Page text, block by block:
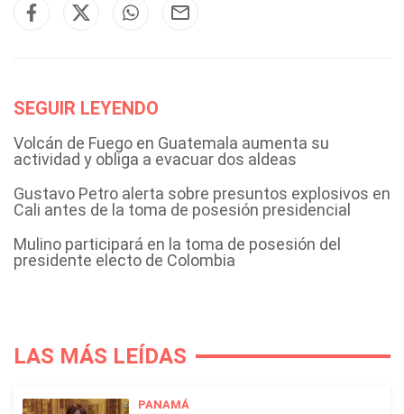
SEGUIR LEYENDO
Volcán de Fuego en Guatemala aumenta su
actividad y obliga a evacuar dos aldeas
Gustavo Petro alerta sobre presuntos explosivos en
Cali antes de la toma de posesión presidencial
Mulino participará en la toma de posesión del
presidente electo de Colombia
LAS MÁS LEÍDAS
PANAMÁ